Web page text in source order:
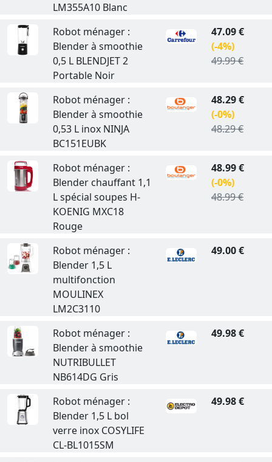
LM355A10 Blanc
Robot ménager :
Blender à smoothie
0,5 L BLENDJET 2
Portable Noir
47.09 €
(-4%)
49.99 €
Robot ménager :
Blender à smoothie
0,53 L inox NINJA
BC151EUBK
48.29 €
(-0%)
48.29 €
Robot ménager :
Blender chauffant 1,1
L spécial soupes H-
KOENIG MXC18
Rouge
48.99 €
(-0%)
48.99 €
Robot ménager :
Blender 1,5 L
multifonction
MOULINEX
LM2C3110
49.00 €
Robot ménager :
Blender à smoothie
NUTRIBULLET
NB614DG Gris
49.98 €
Robot ménager :
Blender 1,5 L bol
verre inox COSYLIFE
CL-BL1015SM
49.98 €